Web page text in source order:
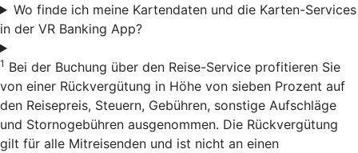
Wo finde ich meine Kartendaten und die Karten-Services
in der VR Banking App?
1 Bei der Buchung über den Reise-Service profitieren Sie
von einer Rückvergütung in Höhe von sieben Prozent auf
den Reisepreis, Steuern, Gebühren, sonstige Aufschläge
und Stornogebühren ausgenommen. Die Rückvergütung
gilt für alle Mitreisenden und ist nicht an einen